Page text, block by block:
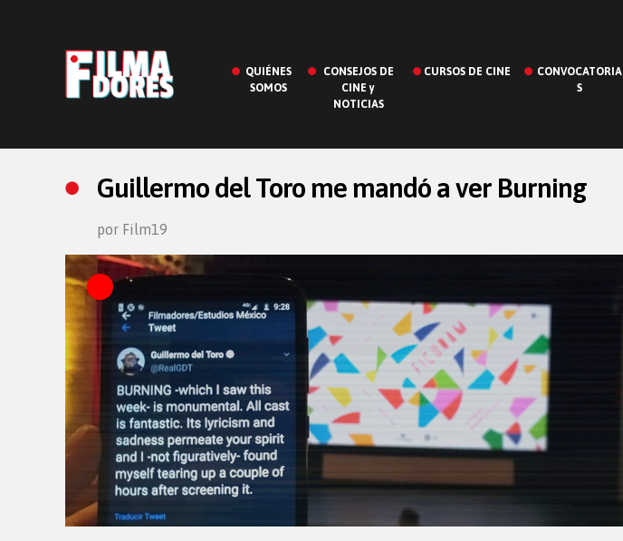
QUIÉNES
SOMOS
CONSEJOS DE
CINE y
NOTICIAS
CURSOS DE CINE
CONVOCATORIA
S
Guillermo del Toro me mandó a ver Burning
por Film19